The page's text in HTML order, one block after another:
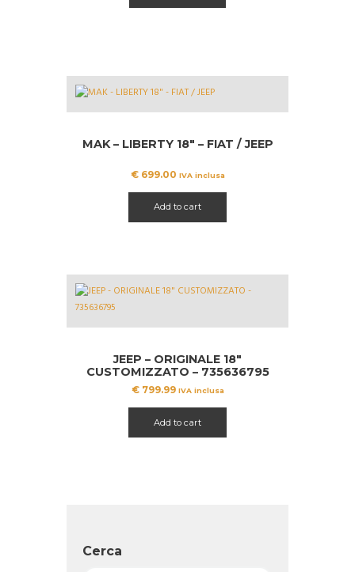
MAK – LIBERTY 18″ – FIAT / JEEP
€699.00 IVA inclusa
Add to cart
JEEP – ORIGINALE 18″
CUSTOMIZZATO – 735636795
€799.99 IVA inclusa
Add to cart
Cerca